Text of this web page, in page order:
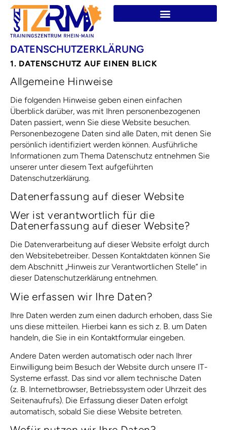
DATENSCHUTZ­ERKLÄRUNG
1. DATENSCHUTZ AUF EINEN BLICK
Allgemeine Hinweise
Die folgenden Hinweise geben einen einfachen
Überblick darüber, was mit Ihren personenbezogenen
Daten passiert, wenn Sie diese Website besuchen.
Personenbezogene Daten sind alle Daten, mit denen Sie
persönlich identifiziert werden können. Ausführliche
Informationen zum Thema Datenschutz entnehmen Sie
unserer unter diesem Text aufgeführten
Datenschutzerklärung.
Datenerfassung auf dieser Website
Wer ist verantwortlich für die
Datenerfassung auf dieser Website?
Die Datenverarbeitung auf dieser Website erfolgt durch
den Websitebetreiber. Dessen Kontaktdaten können Sie
dem Abschnitt „Hinweis zur Verantwortlichen Stelle“ in
dieser Datenschutzerklärung entnehmen.
Wie erfassen wir Ihre Daten?
Ihre Daten werden zum einen dadurch erhoben, dass Sie
uns diese mitteilen. Hierbei kann es sich z. B. um Daten
handeln, die Sie in ein Kontaktformular eingeben.
Andere Daten werden automatisch oder nach Ihrer
Einwilligung beim Besuch der Website durch unsere IT-
Systeme erfasst. Das sind vor allem technische Daten
(z. B. Internetbrowser, Betriebssystem oder Uhrzeit des
Seitenaufrufs). Die Erfassung dieser Daten erfolgt
automatisch, sobald Sie diese Website betreten.